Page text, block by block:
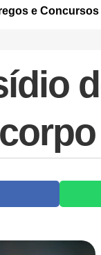
e Concursos